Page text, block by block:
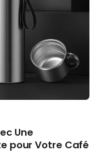
Une
pour Votre Café